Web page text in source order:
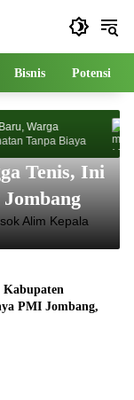
Bisnis Potensi
Biaya
Tenis, Ini
PMI Jombang,